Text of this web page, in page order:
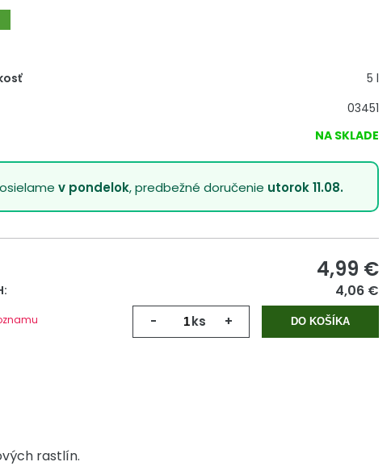
5 l
03451
NA SKLADE
v pondelok, predbežné doručenie utorok 11.08.
4,99 €
4,06 €
- ks + DO KOŠÍKA
rastlín.